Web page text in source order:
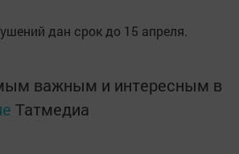
дан срок до 15 апреля.
важным и интересным в
Татмедиа